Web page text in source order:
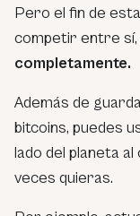
Pero el fin de
competir entre sí,
completamente.
Además de
bitcoins, puedes
lado del planeta
veces quieras.